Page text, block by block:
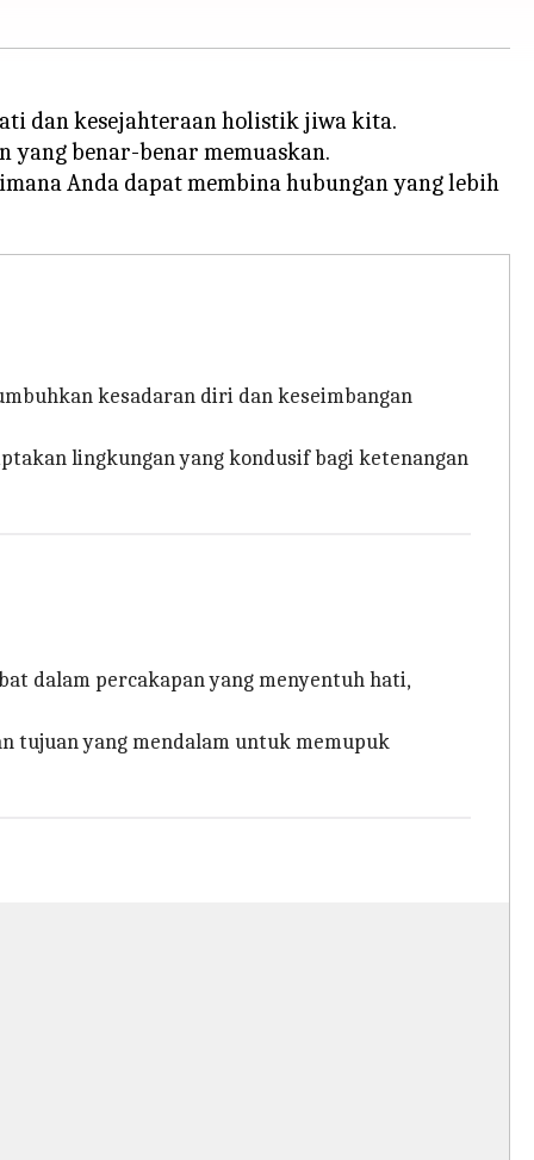
dan kesejahteraan holistik jiwa kita.
benar-benar memuaskan.
Anda dapat membina hubungan yang lebih
kesadaran diri dan keseimbangan
lingkungan yang kondusif bagi ketenangan
dalam percakapan yang menyentuh hati,
tujuan yang mendalam untuk memupuk